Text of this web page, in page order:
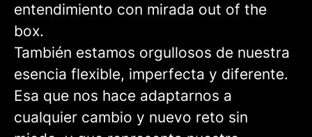
entendimiento con mirada out of the
box.
También estamos orgullosos de nuestra
esencia flexible, imperfecta y diferente.
Esa que nos hace adaptarnos a
cualquier cambio y nuevo reto sin